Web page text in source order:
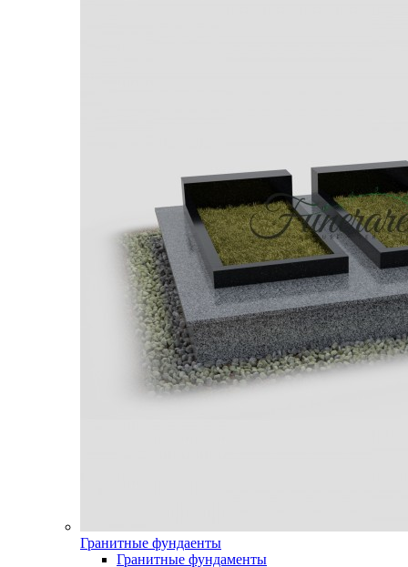
Гранитные фундаенты
Гранитные фундаменты